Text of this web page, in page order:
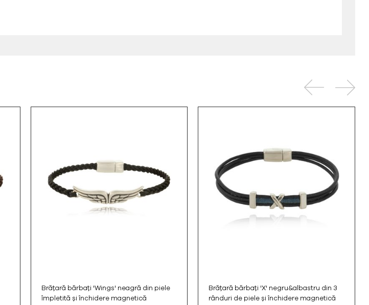
Brățară bărbați 'Wings' neagră din piele
împletită și închidere magnetică
Brățară bărbați 'X' negru&albastru din 3
rânduri de piele și închidere magnetică